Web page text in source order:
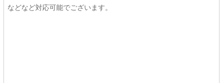
などなど対応可能でございます。